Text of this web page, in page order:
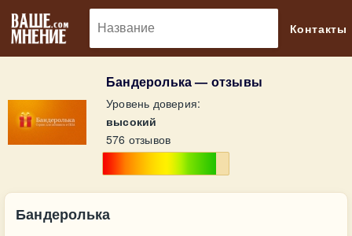
Контакты
Бандеролька — отзывы
Уровень доверия:
высокий
576 отзывов
Бандеролька